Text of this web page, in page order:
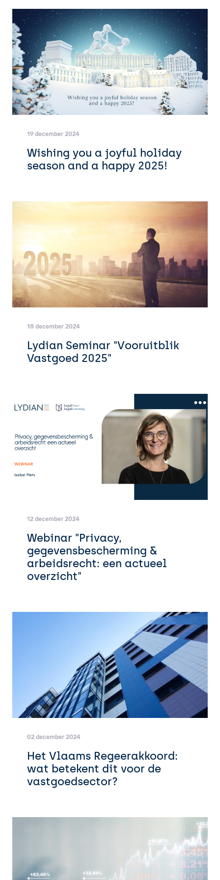
19 december 2024
Wishing you a joyful holiday
season and a happy 2025!
18 december 2024
Lydian Seminar "Vooruitblik
Vastgoed 2025"
12 december 2024
Webinar "Privacy,
gegevensbescherming &
arbeidsrecht: een actueel
overzicht"
02 december 2024
Het Vlaams Regeerakkoord:
wat betekent dit voor de
vastgoedsector?